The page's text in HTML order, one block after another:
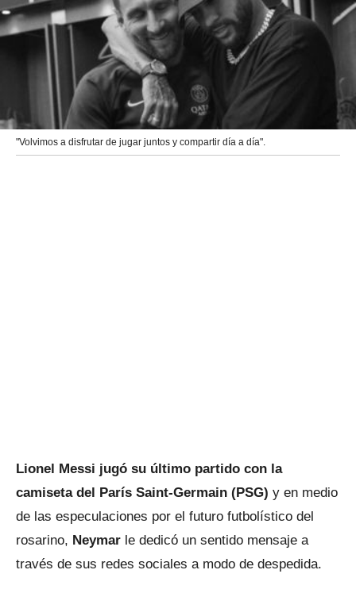
"Volvimos a disfrutar de jugar juntos y compartir día a día".
Lionel Messi jugó su último partido con la
camiseta del París Saint-Germain (PSG) y en medio
de las especulaciones por el futuro futbolístico del
rosarino, Neymar le dedicó un sentido mensaje a
través de sus redes sociales a modo de despedida.